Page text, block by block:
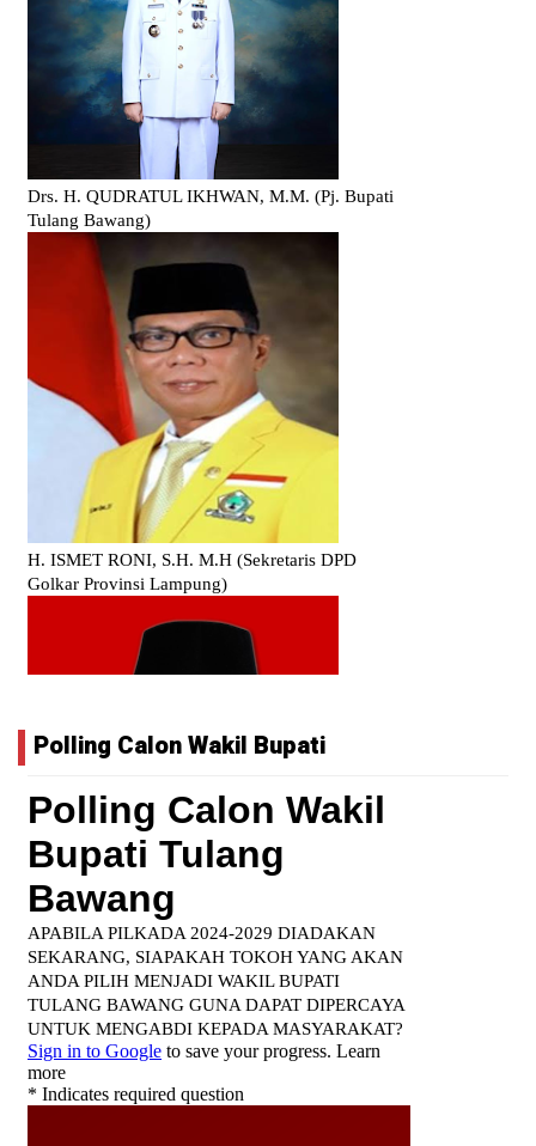
Polling Calon Wakil Bupati